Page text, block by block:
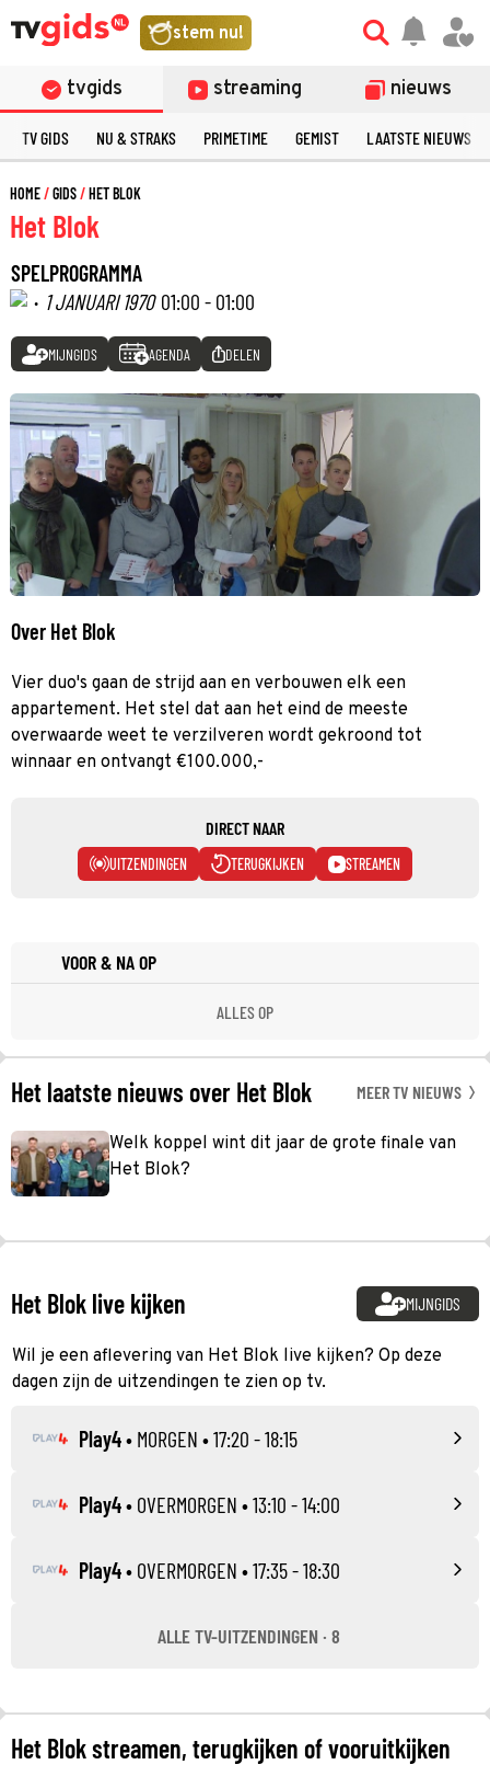
stem nu!
tvgids streaming nieuws
TV GIDS NU & STRAKS PRIMETIME GEMIST LAATSTE NIEUWS
HOME GIDS HET BLOK
Het Blok
SPELPROGRAMMA
· 1 JANUARI 1970 01:00 - 01:00
MIJNGIDS AGENDA DELEN
Over Het Blok
Vier duo's gaan de strijd aan en verbouwen elk een
appartement. Het stel dat aan het eind de meeste
overwaarde weet te verzilveren wordt gekroond tot
winnaar en ontvangt €100.000,-
DIRECT NAAR
UITZENDINGEN TERUGKIJKEN STREAMEN
VOOR & NA OP
ALLES OP
Het laatste nieuws over Het Blok MEER TV NIEUWS
Welk koppel wint dit jaar de grote finale van
Het Blok?
Het Blok live kijken MIJNGIDS
Wil je een aflevering van Het Blok live kijken? Op deze
dagen zijn de uitzendingen te zien op tv.
Play4• MORGEN • 17:20 - 18:15
Play4• OVERMORGEN • 13:10 - 14:00
Play4• OVERMORGEN • 17:35 - 18:30
ALLE TV-UITZENDINGEN · 8
Het Blok streamen, terugkijken of vooruitkijken